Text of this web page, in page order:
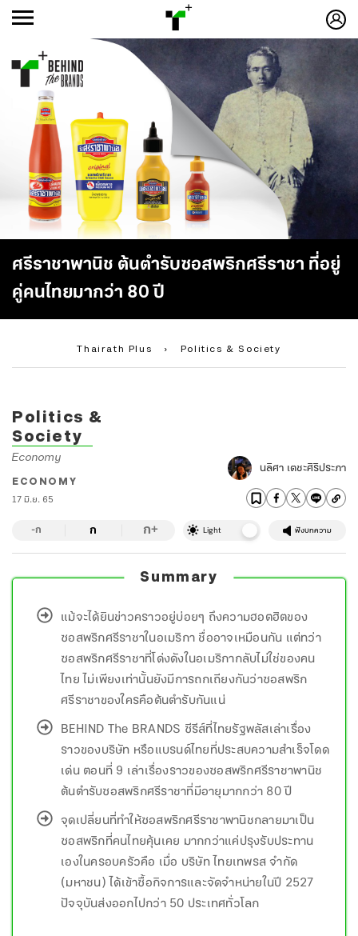
ศรีราชาพานิช ต้นตำรับซอสพริกศรีราชา ที่อยู่
คู่คนไทยมากว่า 80 ปี
Thairath Plus › Politics & Society
-ก
Politics &
Society
Economy
ECONOMY
17 มิ.ย. 65
นลิศา เตชะศิริประภา
-ก ก ก+ Light ฟังบทความ
Summary
แม้จะได้ยินข่าวคราวอยู่บ่อยๆ ถึงความฮอตฮิตของ
ซอสพริกศรีราชาในอเมริกา ชื่ออาจเหมือนกัน แต่ทว่า
ซอสพริกศรีราชาที่โด่งดังในอเมริกากลับไม่ใช่ของคน
ไทย ไม่เพียงเท่านั้นยังมีการถกเถียงกันว่าซอสพริก
ศรีราชาของใครคือต้นตำรับกันแน่
BEHIND The BRANDS ซีรีส์ที่ไทยรัฐพลัสเล่าเรื่อง
ราวของบริษัท หรือแบรนด์ไทยที่ประสบความสำเร็จโดด
เด่น ตอนที่ 9 เล่าเรื่องราวของซอสพริกศรีราชาพานิช
ต้นตำรับซอสพริกศรีราชาที่มีอายุมากกว่า 80 ปี
จุดเปลี่ยนที่ทำให้ซอสพริกศรีราชาพานิชกลายมาเป็น
ซอสพริกที่คนไทยคุ้นเคย มากกว่าแค่ปรุงรับประทาน
เองในครอบครัวคือ เมื่อ บริษัท ไทยเทพรส จำกัด
(มหาชน) ได้เข้าซื้อกิจการและจัดจำหน่ายในปี 2527
ปัจจุบันส่งออกไปกว่า 50 ประเทศทั่วโลก